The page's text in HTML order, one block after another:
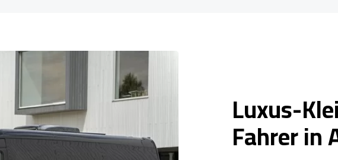
Luxus-
Fahrer in